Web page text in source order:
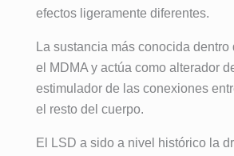
efectos ligeramente diferentes.
La sustancia más conocida
el MDMA y actúa como alterador
estimulador de las conexiones
el resto del cuerpo.
El LSD a sido a nivel histórico la